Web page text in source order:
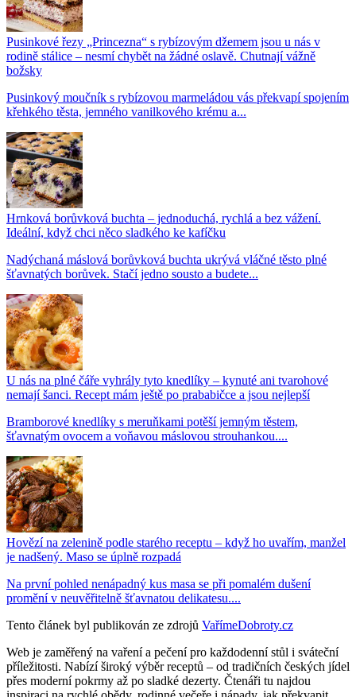
Pusinkové řezy „Princezna“ s rybízovým džemem jsou u nás v
rodině stálice – nesmí chybět na žádné oslavě. Chutnají vážně
božsky
Pusinkový moučník s rybízovou marmeládou vás překvapí spojením
křehkého těsta, jemného vanilkového krému a...
Hrnková borůvková buchta – jednoduchá, rychlá a bez vážení.
Ideální, když chci něco sladkého ke kafíčku
Nadýchaná máslová borůvková buchta ukrývá vláčné těsto plné
šťavnatých borůvek. Stačí jedno sousto a budete...
U nás na plné čáře vyhrály tyto knedlíky – kynuté ani tvarohové
nemají šanci. Recept mám ještě po prababičce a jsou nejlepší
Bramborové knedlíky s meruňkami potěší jemným těstem,
šťavnatým ovocem a voňavou máslovou strouhankou....
Hovězí na zelenině podle starého receptu – když ho uvařím, manžel
je nadšený. Maso se úplně rozpadá
Na první pohled nenápadný kus masa se při pomalém dušení
promění v neuvěřitelně šťavnatou delikatesu....
Tento článek byl publikován ze zdrojů VařímeDobroty.cz
Web je zaměřený na vaření a pečení pro každodenní stůl i sváteční
příležitosti. Nabízí široký výběr receptů – od tradičních českých jídel
přes moderní pokrmy až po sladké dezerty. Čtenáři tu najdou